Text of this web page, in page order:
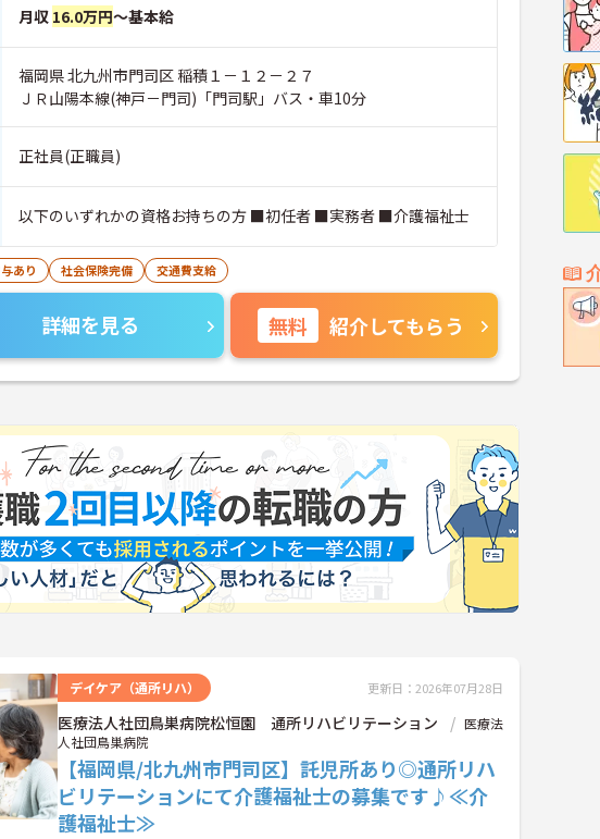
月収 16.0万円～基本給
福岡県 北九州市門司区 稲積１－１２－２７
ＪＲ山陽本線(神戸－門司)「門司駅」バス・車10分
正社員(正職員)
以下のいずれかの資格お持ちの方 ■初任者 ■実務者 ■介護福祉士
あり 社会保険完備 交通費支給
詳細を見る 無料 紹介してもらう
デイケア（通所リハ） 更新日：2026年07月28日
医療法人社団鳥巣病院松恒園 通所リハビリテーション
医療法
人社団鳥巣病院
【福岡県/北九州市門司区】託児所あり◎通所リハ
ビリテーションにて介護福祉士の募集です♪≪介
護福祉士≫